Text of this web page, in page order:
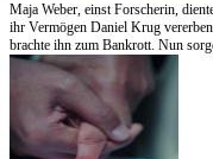
Maja Weber, einst Forscherin,
ihr Vermögen Daniel Krug
brachte ihn zum Bankrott. Nun